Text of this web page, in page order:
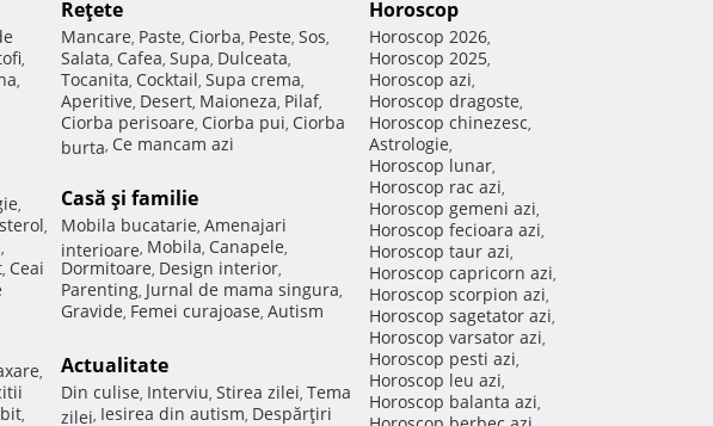
,
,
,
,
,
, Ceai
,
,
Reţete
Mancare, Paste, Ciorba, Peste, Sos,
Salata, Cafea, Supa, Dulceata,
Tocanita, Cocktail, Supa crema,
Aperitive, Desert, Maioneza, Pilaf,
Ciorba perisoare, Ciorba pui, Ciorba
burta, Ce mancam azi
Casă şi familie
Mobila bucatarie, Amenajari
interioare, Mobila, Canapele,
Dormitoare, Design interior,
Parenting, Jurnal de mama singura,
Gravide, Femei curajoase, Autism
Actualitate
Din culise, Interviu, Stirea zilei, Tema
zilei, Iesirea din autism, Despărţiri
Horoscop
Horoscop 2026,
Horoscop 2025,
Horoscop azi,
Horoscop dragoste,
Horoscop chinezesc,
Astrologie,
Horoscop lunar,
Horoscop rac azi,
Horoscop gemeni azi,
Horoscop fecioara azi,
Horoscop taur azi,
Horoscop capricorn azi,
Horoscop scorpion azi,
Horoscop sagetator azi,
Horoscop varsator azi,
Horoscop pesti azi,
Horoscop leu azi,
Horoscop balanta azi,